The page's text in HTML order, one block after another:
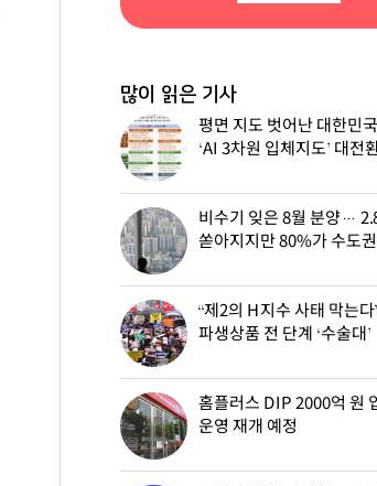
많이 읽은 기사
평면 지도 벗어난 대한민
‘AI 3차원 입체지도’ 대전
비수기 잊은 8월 분양…
쏟아지지만 80%가 수도권
“제2의 H지수 사태 막는
파생상품 전 단계 ‘수술대’
홈플러스 DIP 2000억 원
운영 재개 예정